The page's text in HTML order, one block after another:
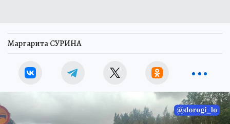
Маргарита СУРИНА